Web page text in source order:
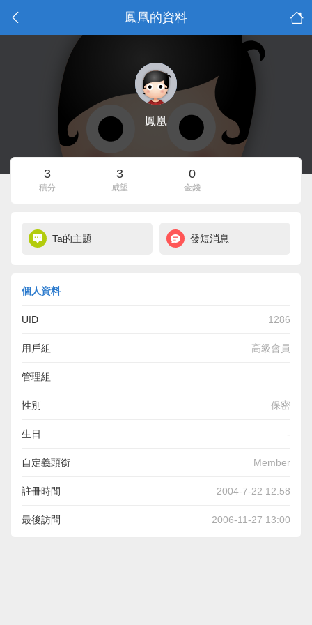
鳳凰的資料
鳳凰
3
積分
3
威望
0
金錢
Ta的主題 發短消息
個人資料
UID 1286
用戶組 高級會員
管理組
性別 保密
生日 -
自定義頭銜 Member
註冊時間 2004-7-22 12:58
最後訪問 2006-11-27 13:00